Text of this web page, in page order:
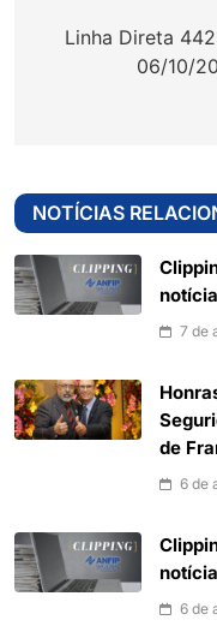
Post
Linha Direta
06/10/
NOTÍCIAS
7 de
de
6 de
6 de